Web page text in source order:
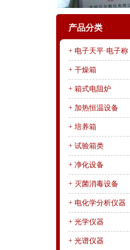
产品分类
+ 电子天平·电子称
+ 干燥箱
+ 箱式电阻炉
+ 加热恒温设备
+ 培养箱
+ 试验箱类
+ 净化设备
+ 灭菌消毒设备
+ 电化学分析仪器
+ 光学仪器
+ 光谱仪器